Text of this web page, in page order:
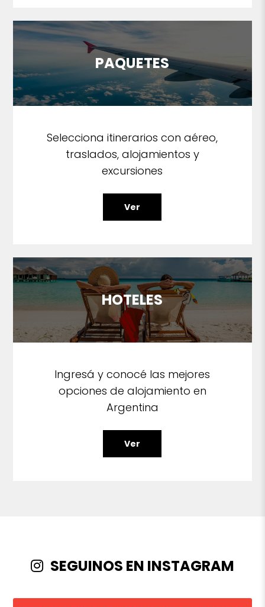
PAQUETES
Selecciona itinerarios con aéreo,
traslados, alojamientos y
excursiones
Ver
HOTELES
Ingresá y conocé las mejores
opciones de alojamiento en
Argentina
Ver
SEGUINOS EN INSTAGRAM